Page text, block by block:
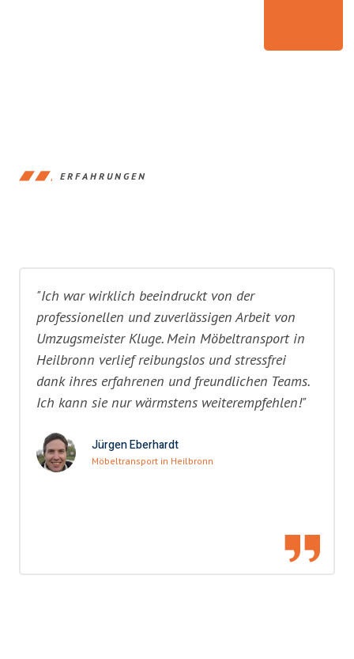
ERFAHRUNGEN
"Ich war wirklich beeindruckt von der
professionellen und zuverlässigen Arbeit von
Umzugsmeister Kluge. Mein Möbeltransport in
Heilbronn verlief reibungslos und stressfrei
dank ihres erfahrenen und freundlichen Teams.
Ich kann sie nur wärmstens weiterempfehlen!"
Jürgen Eberhardt
Möbeltransport in Heilbronn